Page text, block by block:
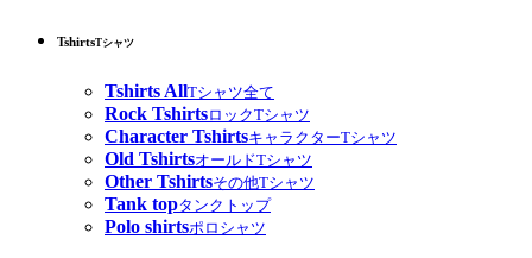
TshirtsTシャツ
Tshirts AllTシャツ全て
Rock TshirtsロックTシャツ
Character TshirtsキャラクターTシャツ
Old TshirtsオールドTシャツ
Other Tshirtsその他Tシャツ
Tank topタンクトップ
Polo shirtsポロシャツ